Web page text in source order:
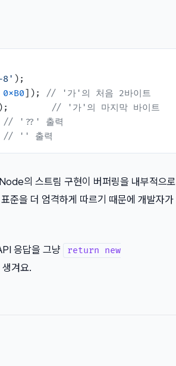
0xB0]);
// '가'의 처음 2바이트
// '가'의 마지막 바이트
// '??' 출력
// '' 출력
의 스트림 구현이 버퍼링을 내부적으
을 더 엄격하게 따르기 때문에 개발자가
응답을 그냥
return new
겨요.